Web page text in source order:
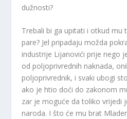
dužnosti?
Trebali bi ga upitati i otkud mu
pare? Jel pripadaju možda
industrije Lijanovići prije nego
od poljoprivrednih naknada,
poljoprivrednik, i svaki ubogi
ako je htio doći do zakonom
zar je moguće da toliko vrijedi
naroda. I što će mu brat